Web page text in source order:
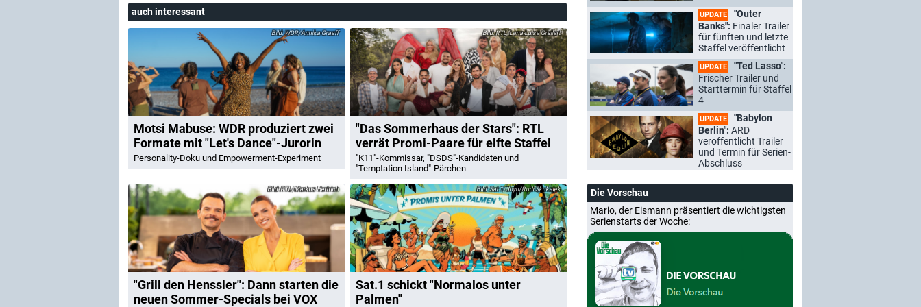
auch interessant
WDR/Annika Graeff
Motsi Mabuse: WDR produziert zwei
Formate mit "Let's Dance"-Jurorin
Personality-Doku und Empowerment-Experiment
RTL/Lena-Luise Grellert
"Das Sommerhaus der Stars": RTL
verrät Promi-Paare für elfte Staffel
"K11"-Kommissar, "DSDS"-Kandidaten und
"Temptation Island"-Pärchen
RTL/Markus Hertrich
"Grill den Henssler": Dann starten die
neuen Sommer-Specials bei VOX
Sat.1/Joyn/Rudi Skukalek
Sat.1 schickt "Normalos unter
Palmen"
UPDATE
"Outer
Banks": Finaler Trailer
für fünften und letzte
Staffel veröffentlicht
UPDATE
"Ted Lasso":
Frischer Trailer und
Starttermin für Staffel
4
UPDATE
"Babylon
Berlin": ARD
veröffentlicht Trailer
und Termin für Serien-
Abschluss
Die Vorschau
Mario, der Eismann präsentiert die wichtigsten
Serienstarts der Woche: